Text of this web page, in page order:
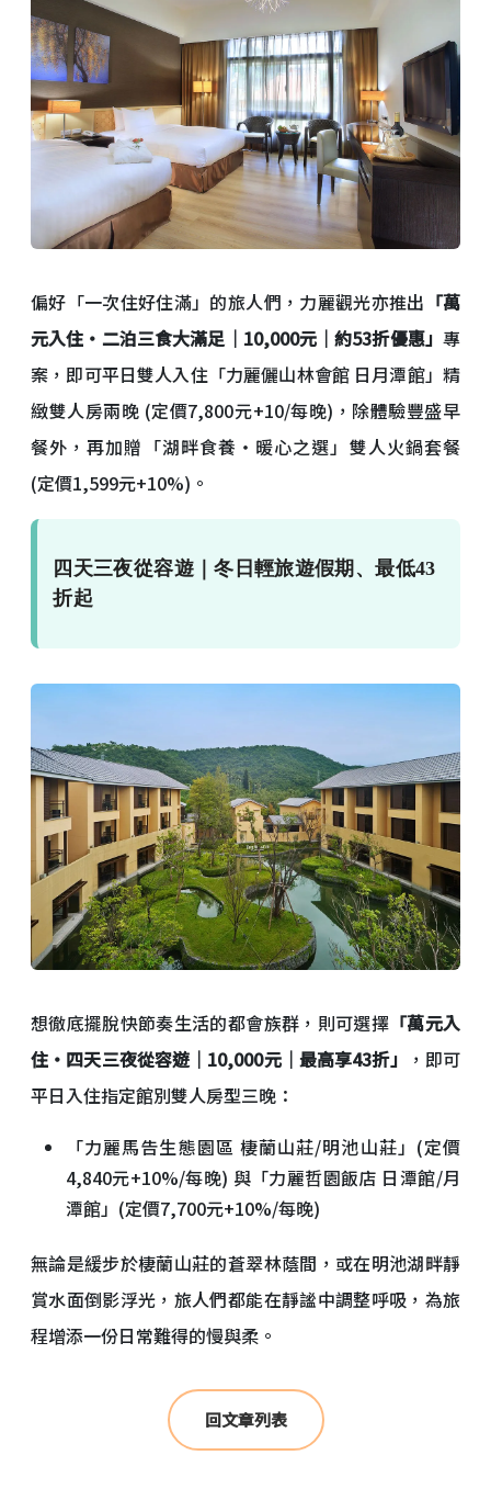
偏好「一次住好住滿」的旅人們，力麗觀光亦推出 「萬
元入住・二泊三食大滿足｜10,000元｜約53折優惠」 專
案，即可平日雙人入住「力麗儷山林會館 日月潭館」精
緻雙人房兩晚 (定價7,800元+10/每晚)，除體驗豐盛早
餐外，再加贈「湖畔食養・暖心之選」雙人火鍋套餐
(定價1,599元+10%)。
四天三夜從容遊｜冬日輕旅遊假期、最低43
折起
想徹底擺脫快節奏生活的都會族群，則可選擇「萬元入
住・四天三夜從容遊｜10,000元｜最高享43折」
，即可
平日入住指定館別雙人房型三晚：
「力麗馬告生態園區 棲蘭山莊/明池山莊」(定價
4,840元+10%/每晚) 與「力麗哲園飯店 日潭館/月
潭館」(定價7,700元+10%/每晚)
無論是緩步於棲蘭山莊的蒼翠林蔭間，或在明池湖畔靜
賞水面倒影浮光，旅人們都能在靜謐中調整呼吸，為旅
程增添一份日常難得的慢與柔。
回文章列表